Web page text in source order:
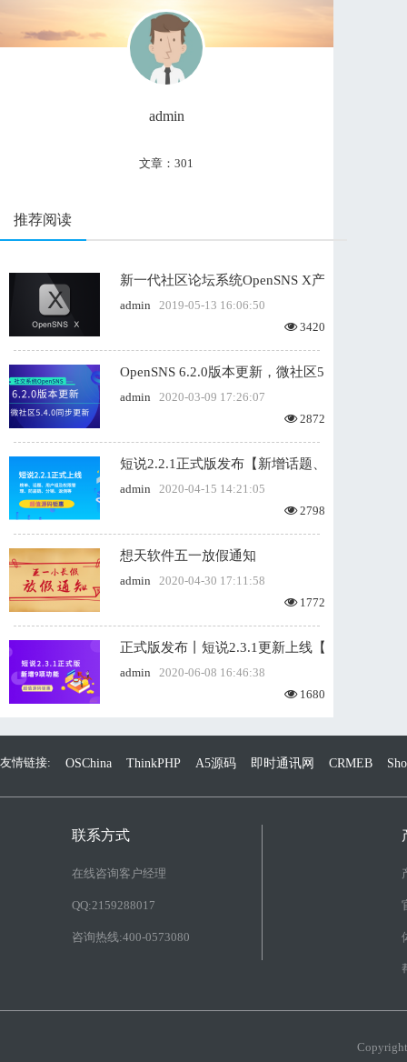
admin
文章：301
推荐阅读
新一代社区论坛系统OpenSNS X产品发布 诚邀
admin 2019-05-13 16:06:50
3420
OpenSNS 6.2.0版本更新，微社区5.4.0版本同步
admin 2020-03-09 17:26:07
2872
短说2.2.1正式版发布【新增话题、用户组及权
admin 2020-04-15 14:21:05
2798
想天软件五一放假通知
admin 2020-04-30 17:11:58
1772
正式版发布丨短说2.3.1更新上线【新增禁言管
admin 2020-06-08 16:46:38
1680
友情链接: OSChina ThinkPHP A5源码 即时通讯网 CRMEB
联系方式
在线咨询客户经理
QQ:2159288017
咨询热线:400-0573080